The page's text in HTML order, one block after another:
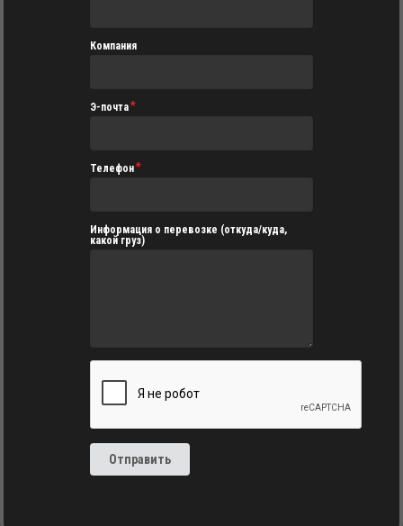
Компания
Э-почта
Телефон
Информация о перевозке (откуда/куда,
какой груз)
Отправить